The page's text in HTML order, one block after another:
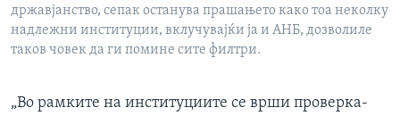
државјанство, сепак останува прашањето како тоа неколку
надлежни институции, вклучувајќи ја и АНБ, дозволиле
таков човек да ги помине сите филтри.
„Во рамките на институциите се врши проверка-